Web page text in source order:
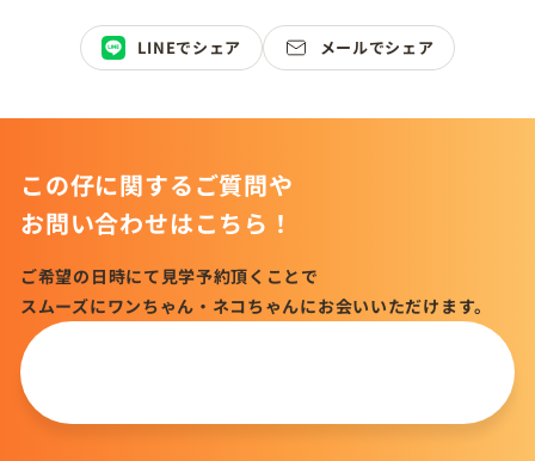
LINEでシェア メールでシェア
この仔に関するご質問や
お問い合わせはこちら！
ご希望の日時にて見学予約頂くことで
スムーズにワンちゃん・ネコちゃんにお会いいただけます。